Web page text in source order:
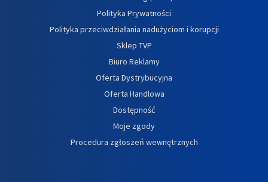
Polityka Prywatności
Polityka przeciwdziałania nadużyciom i korupcji
Sklep TVP
Biuro Reklamy
Oferta Dystrybucyjna
Oferta Handlowa
Dostępność
Moje zgody
Procedura zgłoszeń wewnętrznych